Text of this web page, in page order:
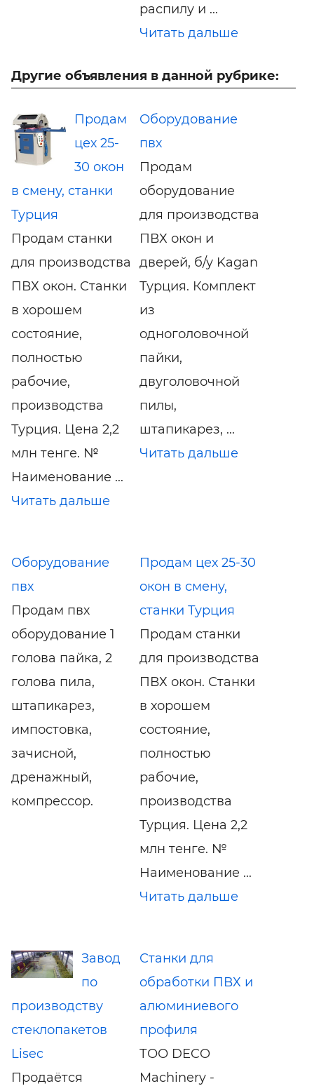
распилу и ...
Читать дальше
Другие объявления в данной рубрике:
Продам
цех 25-
30 окон
в смену, станки
Турция
Продам станки
для производства
ПВХ окон. Станки
в хорошем
состояние,
полностью
рабочие,
производства
Турция. Цена 2,2
млн тенге. №
Наименование ...
Читать дальше
Оборудование
пвх
Продам
оборудование
для производства
ПВХ окон и
дверей, б/у Kagan
Турция. Комплект
из
одноголовочной
пайки,
двуголовочной
пилы,
штапикарез, ...
Читать дальше
Оборудование
пвх
Продам пвх
оборудование 1
голова пайка, 2
голова пила,
штапикарез,
импостовка,
зачисной,
дренажный,
компрессор.
Продам цех 25-30
окон в смену,
станки Турция
Продам станки
для производства
ПВХ окон. Станки
в хорошем
состояние,
полностью
рабочие,
производства
Турция. Цена 2,2
млн тенге. №
Наименование ...
Читать дальше
Завод
по
производству
стеклопакетов
Lisec
Продаётся
Станки для
обработки ПВХ и
алюминиевого
профиля
ТОО DECO
Machinery -